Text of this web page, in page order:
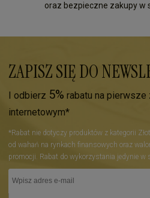
oraz bezpieczne zakupy w
ZAPISZ SIĘ DO
I odbierz 5% rabatu na
internetowym*
*Rabat nie dotyczy produktów z kategorii
od wahań na rynkach finansowych oraz
promocji. Rabat do wykorzystania jedynie w